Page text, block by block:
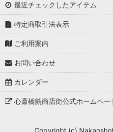
最近チェックしたアイテム
特定商取引法表示
ご利用案内
お問い合わせ
カレンダー
心斎橋筋商店街公式ホームペー
Copyright (c)